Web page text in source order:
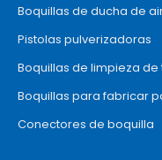
Boquillas de ducha de
Pistolas pulverizadoras
Boquillas de limpieza de
Boquillas para fabricar
Conectores de boquilla